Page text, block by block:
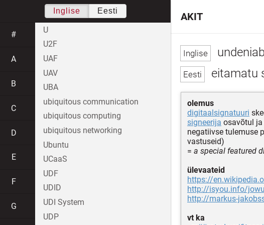
eitamatu
olemus
digitaalsignatuuri
signeerija osavõtul
negatiivse tulemuse
vastuseid)
= a special featured
ülevaateid
https://
http://isyou.info/
http://markus-
vt ka
AKIT
Inglise Eesti
#
A
B
C
D
E
F
G
U
U2F
UAF
UAV
UBA
ubiquitous communication
ubiquitous computing
ubiquitous networking
Ubuntu
UCaaS
UDF
UDID
UDI System
UDP